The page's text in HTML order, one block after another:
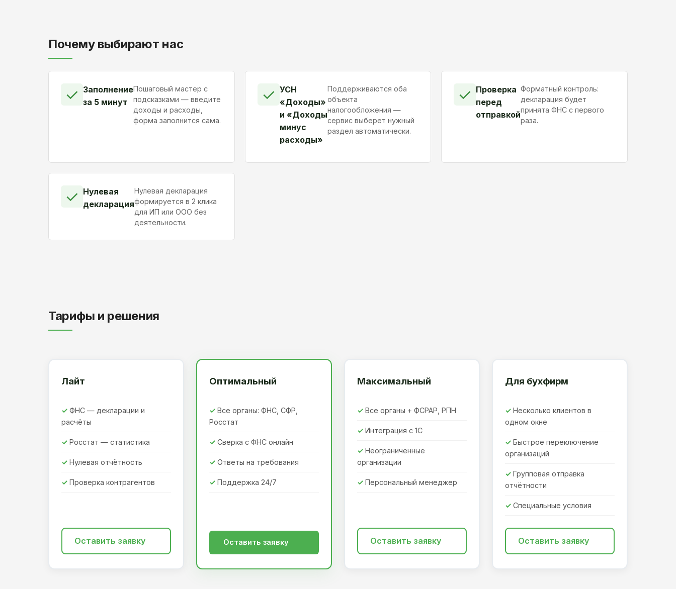
Почему выбирают нас
✓ Заполнение
за 5 минут
Пошаговый мастер с
подсказками — введите
доходы и расходы,
форма заполнится сама.
✓ УСН
«Доходы»
и «Доходы
минус
расходы»
Поддерживаются оба
объекта
налогообложения —
сервис выберет нужный
раздел автоматически.
✓ Проверка
перед
отправкой
Форматный контроль:
декларация будет
принята ФНС с первого
раза.
✓ Нулевая
декларация
Нулевая декларация
формируется в 2 клика
для ИП или ООО без
деятельности.
Тарифы и решения
Лайт
ФНС — декларации и
расчёты
Росстат — статистика
Нулевая отчётность
Проверка контрагентов
Оставить заявку
Оптимальный
Все органы: ФНС, СФР,
Росстат
Сверка с ФНС онлайн
Ответы на требования
Поддержка 24/7
Оставить заявку
Максимальный
Все органы + ФСРАР, РПН
Интеграция с 1С
Неограниченные
организации
Персональный менеджер
Оставить заявку
Для бухфирм
Несколько клиентов в
одном окне
Быстрое переключение
организаций
Групповая отправка
отчётности
Специальные условия
Оставить заявку